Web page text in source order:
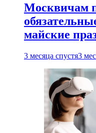
Москвичам
майские
3 месяца спустя3